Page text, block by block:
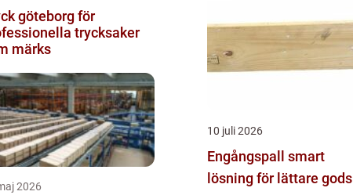
göteborg för
trycksaker
märks
2026
10 juli 2026
Engångspall smart
lösning för lättare gods